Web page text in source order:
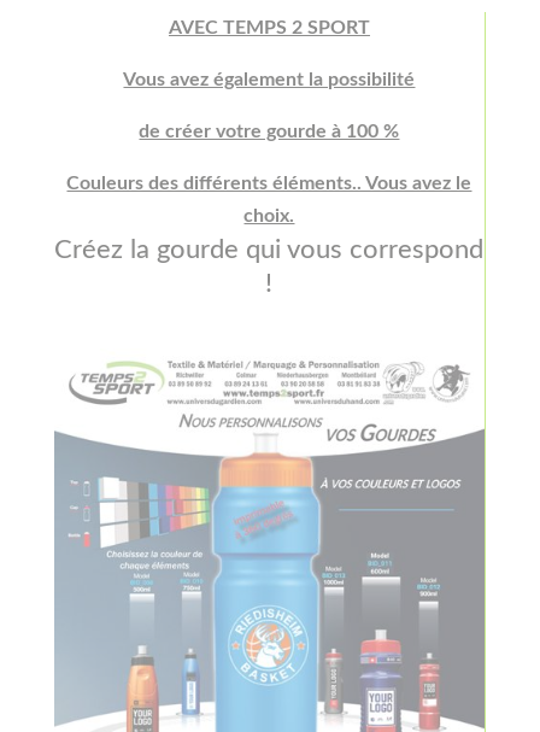
AVEC TEMPS 2 SPORT
Vous avez également la possibilité
de créer votre gourde à 100 %
Couleurs des différents éléments.. Vous avez le
choix.
Créez la gourde qui vous correspond
!